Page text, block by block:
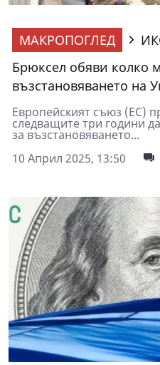
МАКРОПОГЛЕД
Брюксел обяви колко
възстановяването на
Европейският съюз (ЕС)
следващите три години
за възстановяването...
10 Април 2025, 13:50